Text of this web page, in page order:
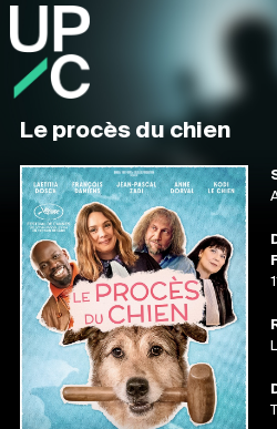
Le procès du chien